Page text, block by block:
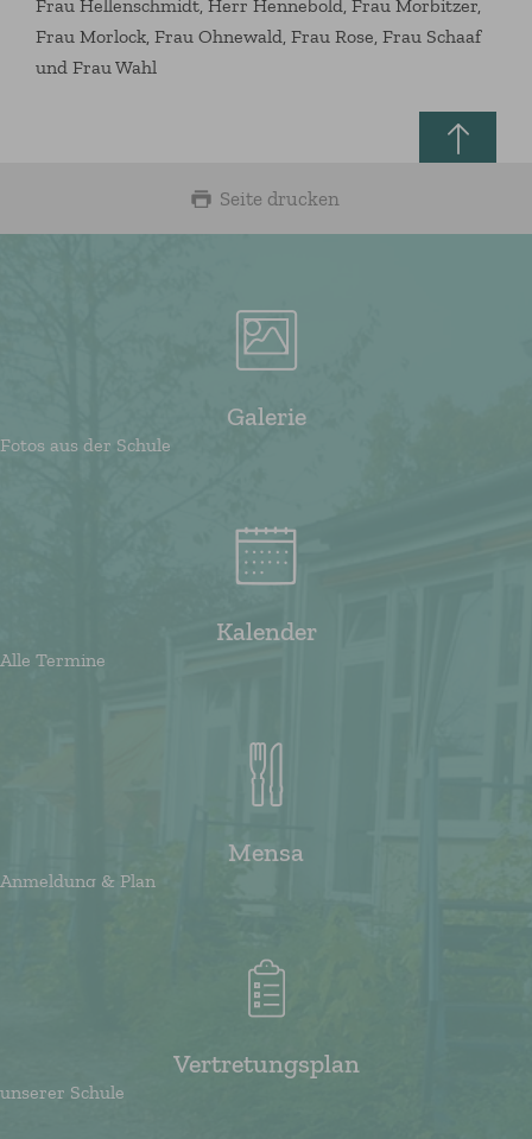
Frau Hellenschmidt, Herr Hennebold, Frau Morbitzer,
Frau Morlock, Frau Ohnewald, Frau Rose, Frau Schaaf
und Frau Wahl
Seite drucken
Galerie
Fotos aus der Schule
Kalender
Alle Termine
Mensa
Anmeldung & Plan
Vertretungsplan
unserer Schule